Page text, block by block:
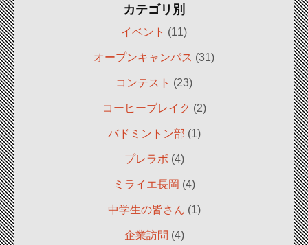
カテゴリ別
イベント (11)
オープンキャンパス (31)
コンテスト (23)
コーヒーブレイク (2)
バドミントン部 (1)
プレラボ (4)
ミライエ長岡 (4)
中学生の皆さん (1)
企業訪問 (4)